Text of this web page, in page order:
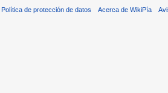
Política de protección de datos Acerca de WikiPía